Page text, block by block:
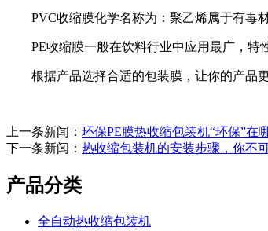
PVC收缩膜化学名称为：聚乙烯属于有毒材
PE收缩膜一般在饮料行业中应用最广，特性
根据产品选择合适的包装膜，让你的产品更
上一条新闻： 环保PE膜热收缩包装机“环保”在
下一条新闻： 热收缩包装机的安装步骤，你不
产品分类
全自动热收缩包装机